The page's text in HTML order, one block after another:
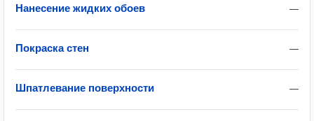
—
Нанесение жидких обоев
—
Покраска стен
—
Шпатлевание поверхности